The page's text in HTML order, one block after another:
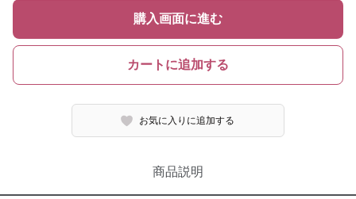
購入画面に進む
カートに追加する
お気に入りに追加する
商品説明